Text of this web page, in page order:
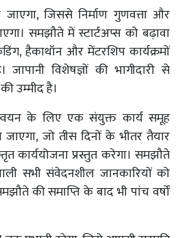
जिससे निर्माण गुणवत्ता और
समझौते में स्टार्टअप्स को बढ़ावा
हैकाथॉन और मेंटरशिप कार्यक्रमों
विशेषज्ञों की भागीदारी से
उम्मीद है।
के लिए एक संयुक्त कार्य समूह
जो तीस दिनों के भीतर तैयार
कार्ययोजना प्रस्तुत करेगा। समझौते
सभी संवेदनशील जानकारियों को
की समाप्ति के बाद भी पांच वर्षों